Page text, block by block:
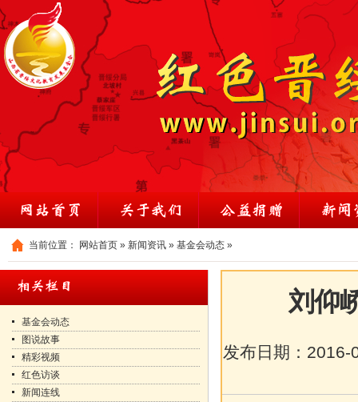
当前位置： 网站首页 » 新闻资讯 » 基金会动态 »
基金会动态
图说故事
精彩视频
红色访谈
新闻连线
刘仰
发布日期： 2016-